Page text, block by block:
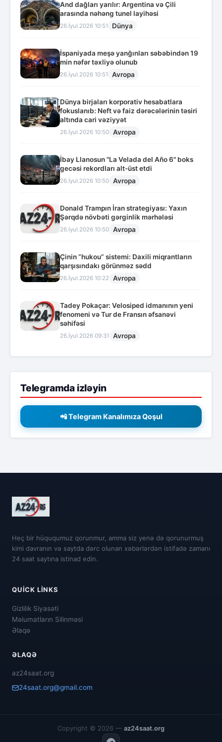
And dağları yarılır: Argentina və Çili
arasında nəhəng tunel layihəsi
26.İyul.2026 10:51 Dünya
İspaniyada meşə yanğınları səbəbindən 19
min nəfər təxliyə olunub
26.İyul.2026 10:51 Avropa
Dünya birjaları korporativ hesabatlara
fokuslanıb: Neft və faiz dərəcələrinin təsiri
altında cari vəziyyət
26.İyul.2026 10:50 Avropa
İbay Llanosun "La Velada del Año 6" boks
gecəsi rekordları alt-üst etdi
26.İyul.2026 10:50 Avropa
Donald Trampın İran strategiyası: Yaxın
Şərqdə növbəti gərginlik mərhələsi
26.İyul.2026 10:50 Avropa
Çinin “hukou” sistemi: Daxili miqrantların
qarşısındakı görünməz sədd
26.İyul.2026 10:22 Avropa
Tadey Pokaçar: Velosiped idmanının yeni
fenomeni və Tur de Fransın əfsanəvi
səhifəsi
26.İyul.2026 09:31 Avropa
Telegramda izləyin
📲 Telegram Kanalımıza Qoşul
Heç bir hüququmuz qorunmur, amma siz yenə də qorunurmuş
kimi davranın və saytda dərc olunan xəbərlərdən istifadə zamanı
24 saat saytına istinad edin.
QUICK LINKS
Gizlilik Siyasəti
Məlumatların Silinməsi
Əlaqə
ƏLAQƏ
az24saat.org
24saat.org@gmail.com
Copyright © 2026 — az24saat.org